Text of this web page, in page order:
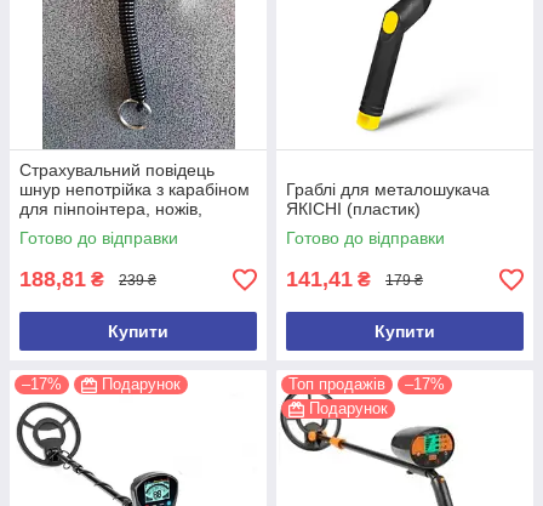
Страхувальний повідець
шнур непотрійка з карабіном
для пінпоінтера, ножів,
ліхтарів, рацій, ключів
Готово до відправки
188,81 ₴ 239 ₴
Купити
Граблі для металошукача
ЯКІСНІ (пластик)
Готово до відправки
141,41 ₴ 179 ₴
Купити
–17% Подарунок Топ продажів
–17%
Подарунок